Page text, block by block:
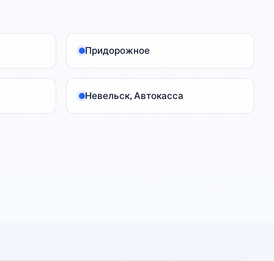
Придорожное
Невельск, Автокасса